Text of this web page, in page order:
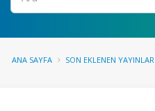
ANA SAYFA SON EKLENEN YAYINLAR